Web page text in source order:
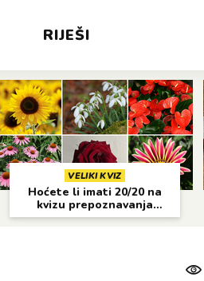
RIJEŠI
VELIKI KVIZ
Hoćete li imati 20/20 na
kvizu prepoznavanja
cvijeća?